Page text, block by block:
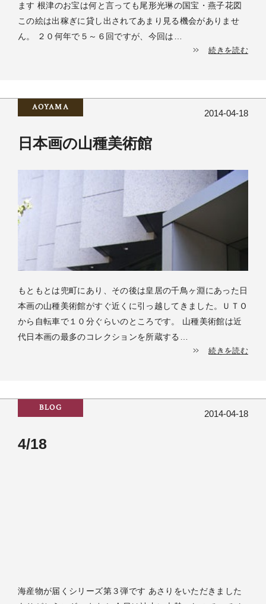
ます 根津のお宝は何と言っても尾形光琳の国宝・燕子花図
この絵は出稼ぎに貸し出されてあまり見る機会がありませ
ん。 ２０何年で５～６回ですが、今回は…
続きを読む
AOYAMA
2014-04-18
日本画の山種美術館
もともとは兜町にあり、その後は皇居の千鳥ヶ淵にあった日
本画の山種美術館がすぐ近くに引っ越してきました。ＵＴＯ
から自転車で１０分ぐらいのところです。 山種美術館は近
代日本画の最多のコレクションを所蔵する…
続きを読む
BLOG
2014-04-18
4/18
海産物が届くシリーズ第３弾です あさりをいただきました